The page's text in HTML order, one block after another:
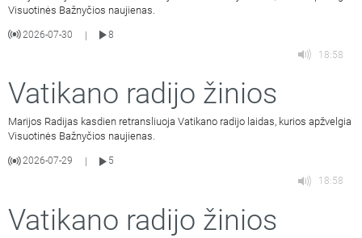
Visuotinės Bažnyčios naujienas.
2026-07-30 |
8
18:58
Vatikano radijo žinios
Marijos Radijas kasdien retransliuoja Vatikano radijo laidas, kurios apžvelgia
Visuotinės Bažnyčios naujienas.
2026-07-29
5
18:58
Vatikano radijo žinios